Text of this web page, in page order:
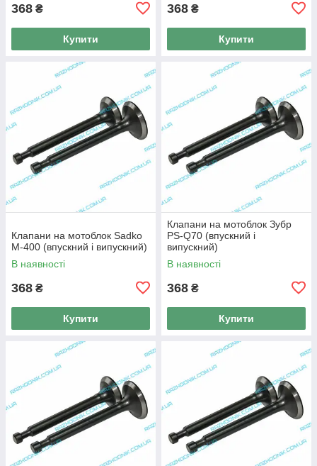
368 ₴
Купити
368 ₴
Купити
Клапани на мотоблок Sadko
M-400 (впускний і випускний)
В наявності
368 ₴
Купити
Клапани на мотоблок Зубр
PS-Q70 (впускний і
випускний)
В наявності
368 ₴
Купити